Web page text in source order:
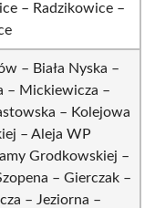
– Radzikowice –
– Biała Nyska –
– Mickiewicza –
– Kolejowa
– Aleja WP
Grodkowskiej –
– Gierczak –
– Jeziorna –